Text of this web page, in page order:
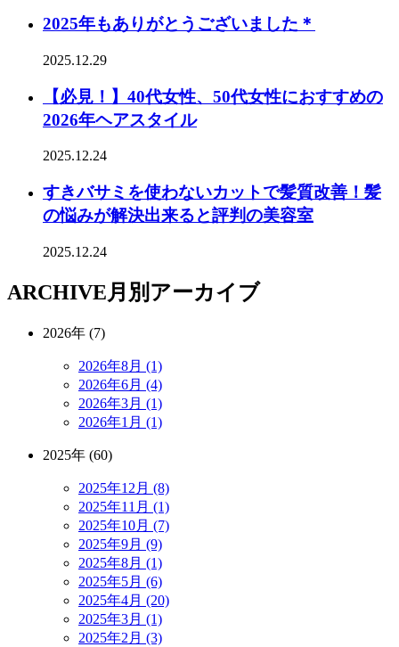
2025年もありがとうございました＊
2025.12.29
【必見！】40代女性、50代女性におすすめの
2026年ヘアスタイル
2025.12.24
すきバサミを使わないカットで髪質改善！髪
の悩みが解決出来ると評判の美容室
2025.12.24
ARCHIVE月別アーカイブ
2026年 (7)
2026年8月 (1)
2026年6月 (4)
2026年3月 (1)
2026年1月 (1)
2025年 (60)
2025年12月 (8)
2025年11月 (1)
2025年10月 (7)
2025年9月 (9)
2025年8月 (1)
2025年5月 (6)
2025年4月 (20)
2025年3月 (1)
2025年2月 (3)